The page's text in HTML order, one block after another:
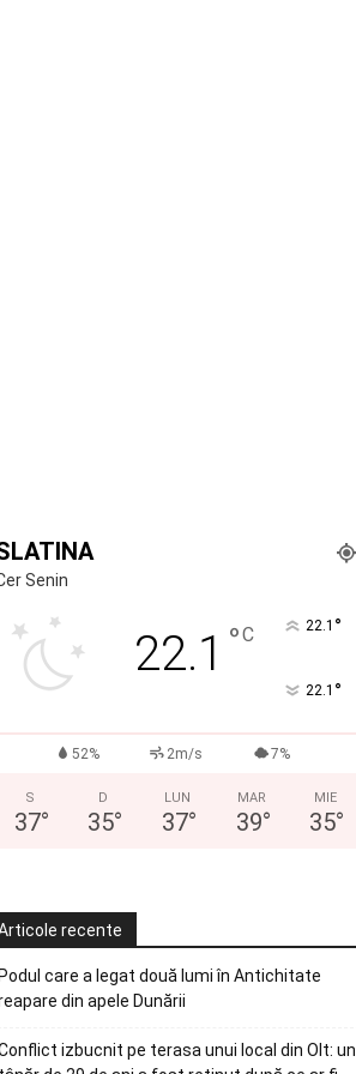
Senin
22.1 °C 22.1 °
22.1 °
52% 2m/s 7%
S
37°
D
35°
LUN
37°
MAR
39°
MIE
35°
recente
care a legat două lumi în Antichitate
din apele Dunării
izbucnit pe terasa unui local din Olt: un